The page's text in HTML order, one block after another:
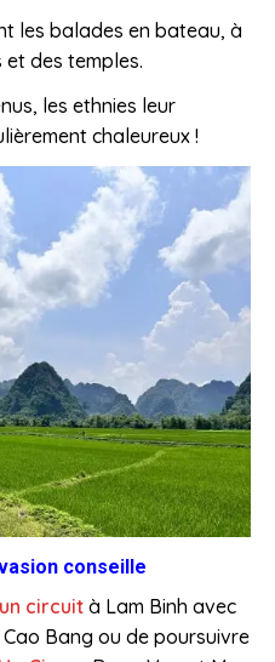
les balades en bateau, à
des temples.
les ethnies leur
chaleureux !
conseille
un circuit à Lam Binh avec
Bang ou de poursuivre